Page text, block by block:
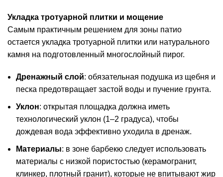
Укладка тротуарной плитки и мощение
Самым практичным решением для зоны патио
остается укладка тротуарной плитки или натурального
камня на подготовленный многослойный пирог.
Дренажный слой: обязательная подушка из щебня и
песка предотвращает застой воды и пучение грунта.
Уклон: открытая площадка должна иметь
технологический уклон (1–2 градуса), чтобы
дождевая вода эффективно уходила в дренаж.
Материалы: в зоне барбекю следует использовать
материалы с низкой пористостью (керамогранит,
клинкер, плотный гранит), которые не впитывают жир